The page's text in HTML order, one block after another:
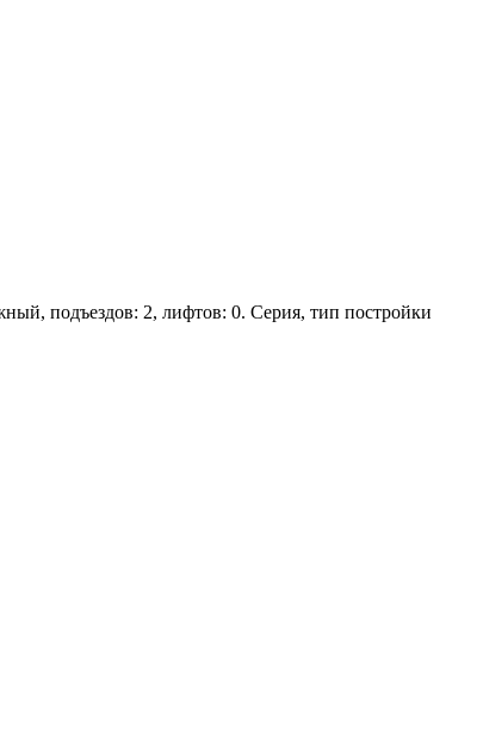
подъездов: 2, лифтов: 0. Серия, тип постройки